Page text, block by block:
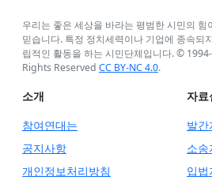
우리는 좋은 세상을 바라는 평범한 시민의 힘
믿습니다. 특정 정치세력이나 기업에 종속되
립적인 활동을 하는 시민단체입니다. © 1994-
Rights Reserved CC BY-NC 4.0.
소개
참여연대는
공지사항
개인정보처리방침
자료
발간
소송
입법